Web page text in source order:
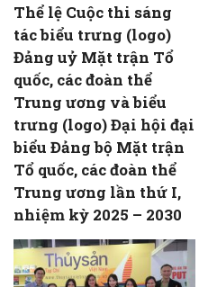
Thể lệ Cuộc thi sáng
tác biểu trưng (logo)
Đảng uỷ Mặt trận Tổ
quốc, các đoàn thể
Trung ương và biểu
trưng (logo) Đại hội đại
biểu Đảng bộ Mặt trận
Tổ quốc, các đoàn thể
Trung ương lần thứ I,
nhiệm kỳ 2025 – 2030